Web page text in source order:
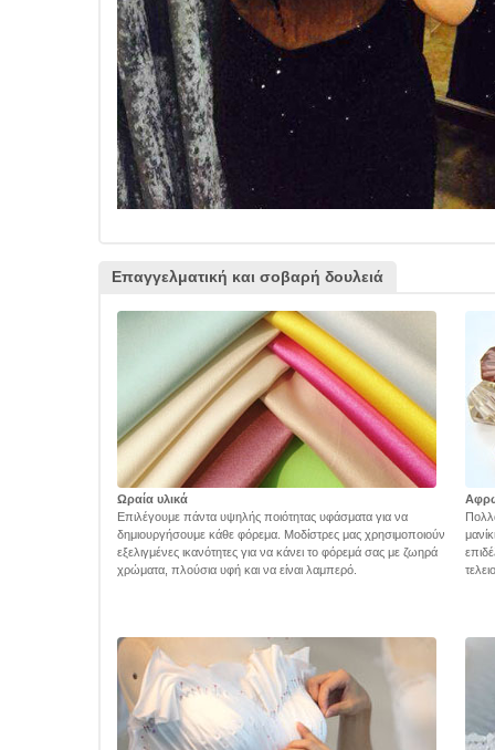
Επαγγελματική και σοβαρή δουλειά
Ωραία υλικά
Επιλέγουμε πάντα υψηλής ποιότητας υφάσματα για να
δημιουργήσουμε κάθε φόρεμα. Μοδίστρες μας χρησιμοποιούν
εξελιγμένες ικανότητες για να κάνει το φόρεμά σας με ζωηρά
χρώματα, πλούσια υφή και να είναι λαμπερό.